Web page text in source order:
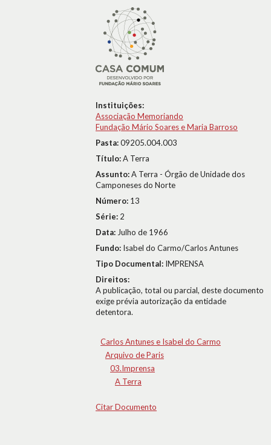
Instituições:
Associação Memoriando
Fundação Mário Soares e Maria Barroso
Pasta:09205.004.003
Título:A Terra
Assunto:A Terra - Órgão de Unidade dos
Camponeses do Norte
Número: 13
Série: 2
Data: Julho de 1966
Fundo: Isabel do Carmo/Carlos Antunes
Tipo Documental: IMPRENSA
Direitos:
A publicação, total ou parcial, deste documento
exige prévia autorização da entidade
detentora.
Carlos Antunes e Isabel do Carmo
Arquivo de Paris
03.Imprensa
A Terra
Citar Documento